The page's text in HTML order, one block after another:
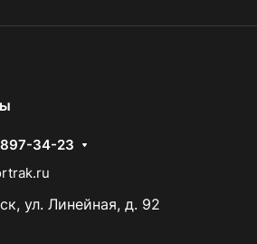
34-23
ул. Линейная, д. 92